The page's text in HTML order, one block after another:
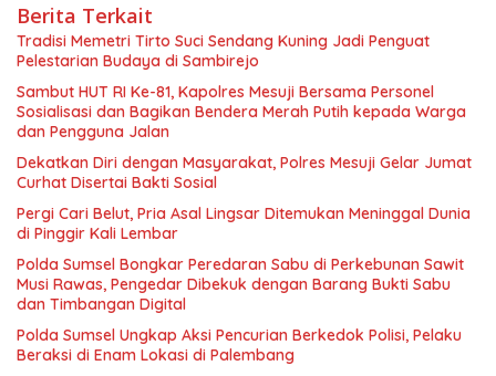
Berita Terkait
Tradisi Memetri Tirto Suci Sendang Kuning Jadi Penguat
Pelestarian Budaya di Sambirejo
Sambut HUT RI Ke-81, Kapolres Mesuji Bersama Personel
Sosialisasi dan Bagikan Bendera Merah Putih kepada Warga
dan Pengguna Jalan
Dekatkan Diri dengan Masyarakat, Polres Mesuji Gelar Jumat
Curhat Disertai Bakti Sosial
Pergi Cari Belut, Pria Asal Lingsar Ditemukan Meninggal Dunia
di Pinggir Kali Lembar
Polda Sumsel Bongkar Peredaran Sabu di Perkebunan Sawit
Musi Rawas, Pengedar Dibekuk dengan Barang Bukti Sabu
dan Timbangan Digital
Polda Sumsel Ungkap Aksi Pencurian Berkedok Polisi, Pelaku
Beraksi di Enam Lokasi di Palembang